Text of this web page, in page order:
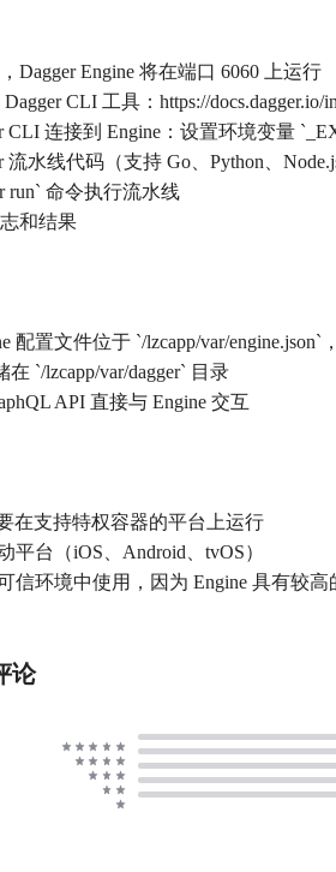
Dagger Engine 将在端口 6060 上运行
CLI 工具：https://docs.dagger.io/
CLI 连接到 Engine：设置环境变量
流水线代码（支持 Go、Python、
run` 命令执行流水线
和结果
配置文件位于 `/lzcapp/var/
`/lzcapp/var/dagger` 目录
API 直接与 Engine 交互
在支持特权容器的平台上运行
平台（iOS、Android、tvOS）
论